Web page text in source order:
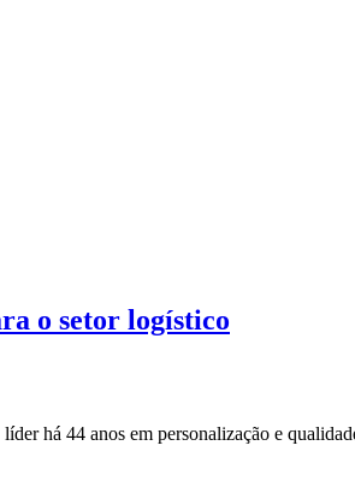
o setor logístico
há 44 anos em personalização e